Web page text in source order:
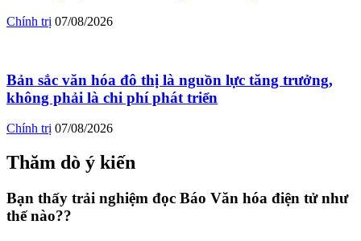
Chính trị 07/08/2026
Bản sắc văn hóa đô thị là nguồn lực tăng trưởng,
không phải là chi phí phát triển
Chính trị 07/08/2026
Thăm dò ý kiến
Bạn thấy trải nghiệm đọc Báo Văn hóa điện tử như
thế nào??